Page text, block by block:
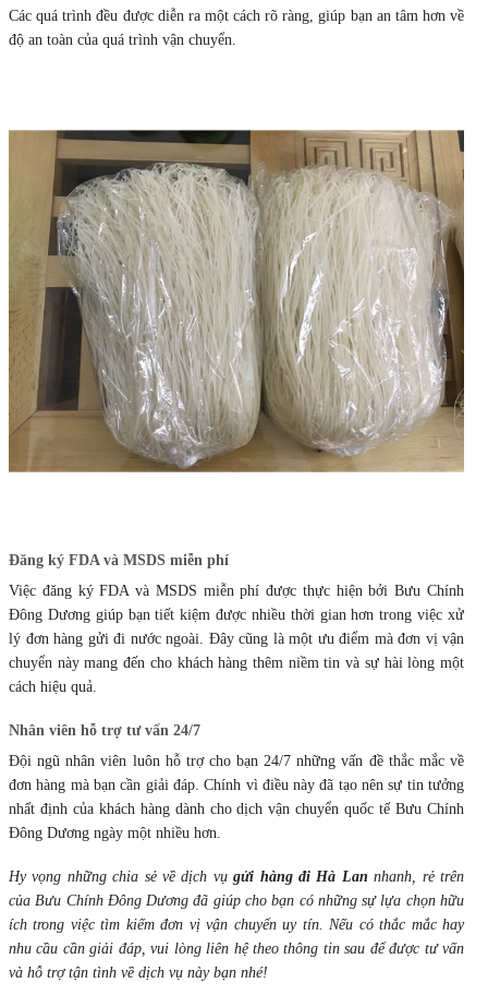
Các quá trình đều được diễn ra một cách rõ ràng, giúp bạn an tâm hơn về
độ an toàn của quá trình vận chuyển.
Đăng ký FDA và MSDS miễn phí
Việc đăng ký FDA và MSDS miễn phí được thực hiện bởi Bưu Chính
Đông Dương giúp bạn tiết kiệm được nhiều thời gian hơn trong việc xử
lý đơn hàng gửi đi nước ngoài. Đây cũng là một ưu điểm mà đơn vị vận
chuyển này mang đến cho khách hàng thêm niềm tin và sự hài lòng một
cách hiệu quả.
Nhân viên hỗ trợ tư vấn 24/7
Đội ngũ nhân viên luôn hỗ trợ cho bạn 24/7 những vấn đề thắc mắc về
đơn hàng mà bạn cần giải đáp. Chính vì điều này đã tạo nên sự tin tưởng
nhất định của khách hàng dành cho dịch vận chuyển quốc tế Bưu Chính
Đông Dương ngày một nhiều hơn.
Hy vọng những chia sẻ về dịch vụgửi hàng đi Hà Lan nhanh, rẻ trên
của Bưu Chính Đông Dương đã giúp cho bạn có những sự lựa chọn hữu
ích trong việc tìm kiếm đơn vị vận chuyển uy tín. Nếu có thắc mắc hay
nhu cầu cần giải đáp, vui lòng liên hệ theo thông tin sau để được tư vấn
và hỗ trợ tận tình về dịch vụ này bạn nhé!